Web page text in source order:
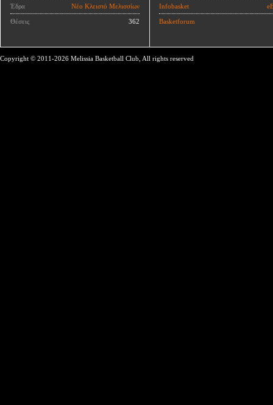
Έδρα Νέο Κλειστό Μελισσίων
Θέσεις 362
Infobasket
Basketforum
Copyright © 2011-2026 Melissia Basketball Club, All rights reserved